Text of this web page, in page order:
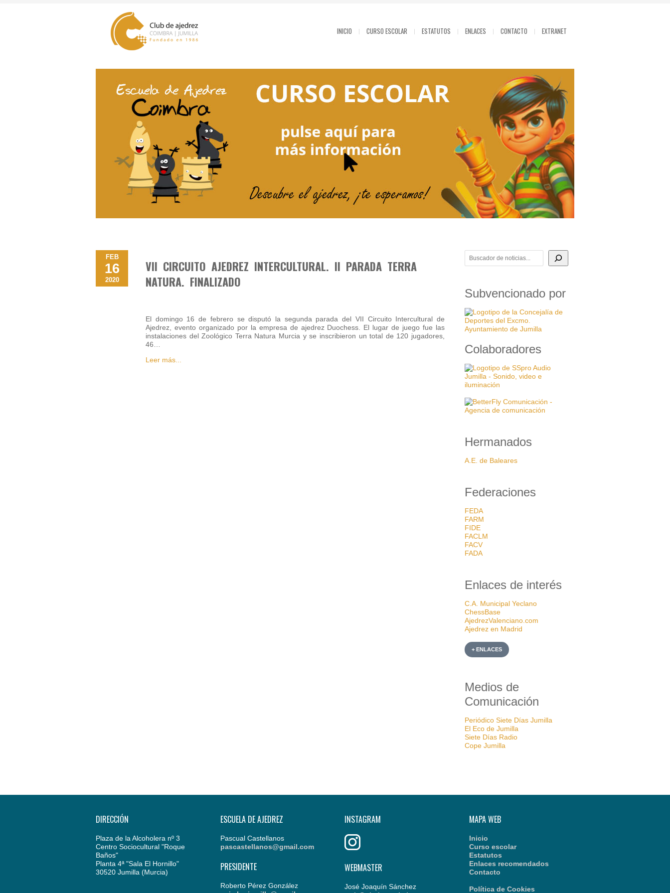
INICIO CURSO ESCOLAR ESTATUTOS ENLACES CONTACTO EXTRANET
FEB
16
2020
VII CIRCUITO AJEDREZ INTERCULTURAL. II PARADA TERRA
NATURA. FINALIZADO
El domingo 16 de febrero se disputó la segunda parada del VII Circuito Intercultural de
Ajedrez, evento organizado por la empresa de ajedrez Duochess. El lugar de juego fue las
instalaciones del Zoológico Terra Natura Murcia y se inscribieron un total de 120 jugadores,
46…
Leer más...
BUSCADOR DE NOTICIAS
Subvencionado por
Colaboradores
Hermanados
A.E. de Baleares
Federaciones
FEDA
FARM
FIDE
FACLM
FACV
FADA
Enlaces de interés
C.A. Municipal Yeclano
ChessBase
AjedrezValenciano.com
Ajedrez en Madrid
+ ENLACES
Medios de
Comunicación
Periódico Siete Días Jumilla
El Eco de Jumilla
Siete Días Radio
Cope Jumilla
DIRECCIÓN
Plaza de la Alcoholera nº 3
Centro Sociocultural "Roque
Baños"
Planta 4ª "Sala El Hornillo"
30520 Jumilla (Murcia)
ESCUELA DE AJEDREZ
Pascual Castellanos
pascastellanos@gmail.com
PRESIDENTE
Roberto Pérez González
INSTAGRAM
WEBMASTER
José Joaquín Sánchez
MAPA WEB
Inicio
Curso escolar
Estatutos
Enlaces recomendados
Contacto
Política de Cookies